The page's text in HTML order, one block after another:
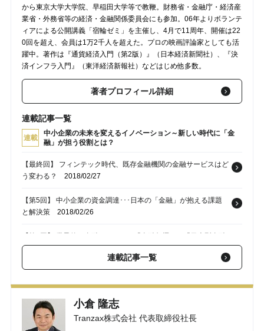
から東京大学大学院、早稲田大学等で教鞭。財務省・金融庁・経済産
業省・外務省等の経済・金融関係委員会にも参加。06年よりボランテ
ィアによる公開講義「宿輪ゼミ」を主催し、4月で11周年、開催は22
0回を超え、会員は1万2千人を超えた。プロの映画評論家としても活
躍中。著作は『通貨経済入門（第2版）』（日本経済新聞社）、『決
済インフラ入門』（東洋経済新報社）などはじめ他多数。
著者プロフィール詳細
連載記事一覧
連載
中小企業の未来を変えるイノベーション～新しい時代に「金
融」が担う役割とは？
【最終回】 フィンテック時代、既存金融機関の金融サービスはど
う変わる？
2018/02/27
【第5回】 中小企業の資金調達･･･日本の「金融」が抱える課題
と解決策 2018/02/26
排除」2018/02/25
【第3回】 金融の機能のひとつ「リスク配分」の重要性とは？
【第2回】 金融サービスとしての「フィンテック」のメリットと
課題2018/02/23
連載記事一覧
小倉 隆志
Tranzax株式会社 代表取締役社長